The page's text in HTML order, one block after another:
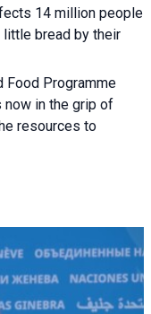
14 million people
little bread by their
Food Programme
now in the grip of
resources to